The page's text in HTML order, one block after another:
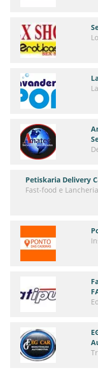
Petiskaria Delivery
Fast-food e Lancheria